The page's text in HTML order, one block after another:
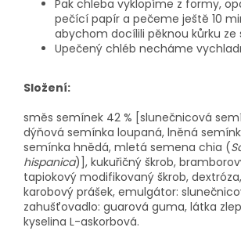
Pak chleba vyklopíme z formy,
pečící papír a pečeme ještě 10
abychom docílili pěknou kůrku ze
Upečený chléb necháme
Složení:
směs semínek 42 % [slunečnicová
dýňová semínka loupaná, lněná
semínka hnědá, mletá semena chia (
hispanica)], kukuřičný škrob,
tapiokový modifikovaný škrob,
karobový prášek, emulgátor:
zahušťovadlo: guarová guma, látka
kyselina L-askorbová.